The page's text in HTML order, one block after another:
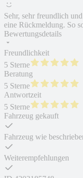
Sehr, sehr freundlich
eine Rückmeldung. So
Bewertungsdetails
Freundlichkeit
5 Sterne
Beratung
5 Sterne
Antwortzeit
5 Sterne
Fahrzeug gekauft
Fahrzeug wie
Weiterempfehlungen